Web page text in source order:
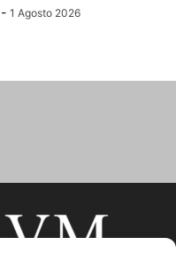
- 1 Agosto 2026